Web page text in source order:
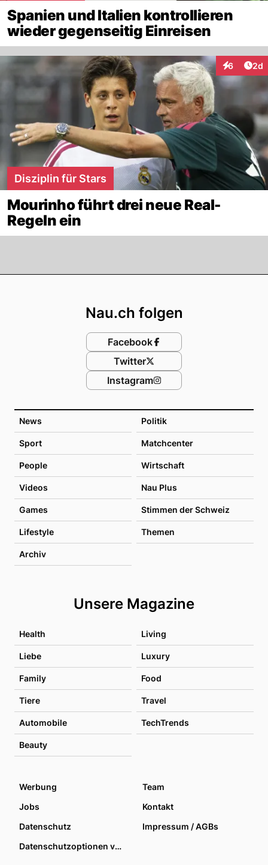
Spanien und Italien kontrollieren
wieder gegenseitig Einreisen
6 2d
Disziplin für Stars
Mourinho führt drei neue Real-
Regeln ein
News Politik
Sport Matchcenter
People Wirtschaft
Videos Nau Plus
Games Stimmen der Schweiz
Lifestyle Themen
Archiv
Unsere Magazine
Health Living
Liebe Luxury
Family Food
Tiere Travel
Automobile TechTrends
Beauty
Nau.ch folgen
Facebook
Twitter
Instagram
Werbung
Team
Jobs
Kontakt
Datenschutz
Impressum / AGBs
Datenschutzoptionen verwalten